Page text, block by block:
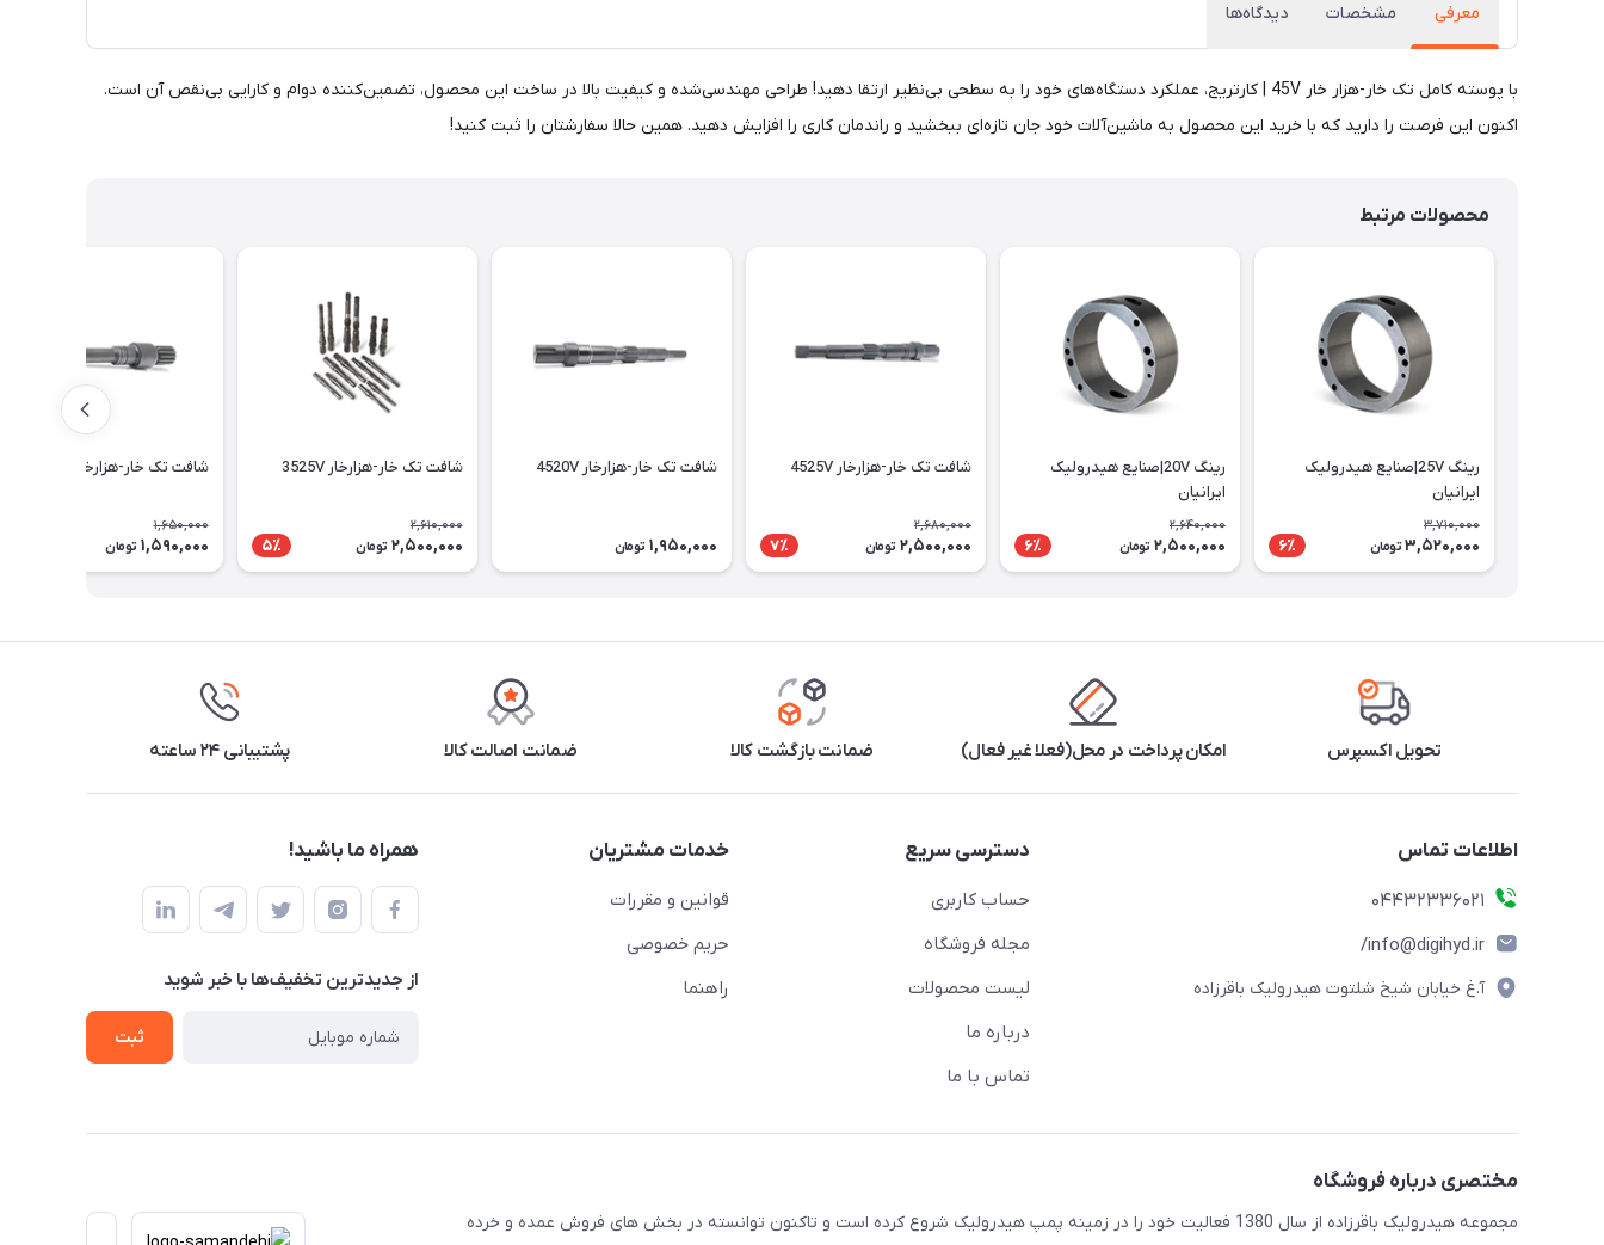
معرفی مشخصات دیدگاه‌ها
با پوسته کامل تک خار-هزار خار 45V | کارتریج، عملکرد دستگاه‌های خود را به سطحی بی‌نظیر ارتقا دهید! طراحی مهندسی‌شده و کیفیت بالا در ساخت این محصول، تضمین‌کننده دوام و کارایی بی‌نقص آن است.
اکنون این فرصت را دارید که با خرید این محصول به ماشین‌آلات خود جان تازه‌ای ببخشید و راندمان کاری را افزایش دهید. همین حالا سفارشتان را ثبت کنید!
محصولات مرتبط
رینگ 25V|صنایع هیدرولیک
ایرانیان
3,710,000
3,520,000 تومان 6٪
رینگ 20V|صنایع هیدرولیک
ایرانیان
2,640,000
2,500,000 تومان 6٪
شافت تک خار-هزارخار 4525V
2,680,000
2,500,000 تومان 7٪
شافت تک خار-هزارخار 4520V
1,950,000 تومان
شافت تک خار-هزارخار 3525V
2,610,000
2,500,000 تومان 5٪
شافت تک خار-هزارخار 25V
1,650,000
1,590,000 تومان
تحویل اکسپرس امکان پرداخت در محل(فعلا غیر فعال) ضمانت بازگشت کالا ضمانت اصالت کالا پشتیبانی ۲۴ ساعته
اطلاعات تماس
04432336021
info@digihyd.ir/
آ.غ خیابان شیخ شلتوت هیدرولیک باقرزاده
دسترسی سریع
حساب کاربری
مجله فروشگاه
لیست محصولات
درباره ما
تماس با ما
خدمات مشتریان
قوانین و مقررات
حریم خصوصی
راهنما
همراه ما باشید!
از جدید‌ترین تخفیف‌ها با‌ خبر شوید
ثبت
مختصری درباره فروشگاه
مجموعه هیدرولیک باقرزاده از سال 1380 فعالیت خود را در زمینه پمپ هیدرولیک شروع کرده است و تاکنون توانسته در بخش های فروش عمده و خرده